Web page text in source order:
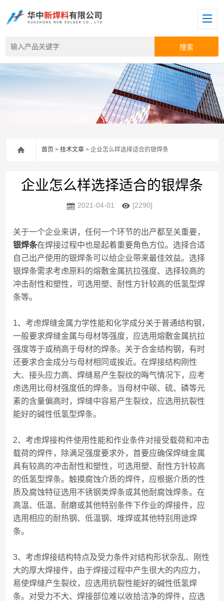
首页 >技术文章 > 企业怎么样选择适合的银焊条
企业怎么样选择适合的银焊条
2021-04-01 [2290]
关于一个企业来讲，任何一个环节的出产都至关重要，
银焊条在焊接过程中也是起着重要角色方位。选择合适
自己出产使用的银焊条可以给企业带来最佳效益。选择
银焊条需求考虑原料的熔敷金属抗拉强度、选择较高的
冲击耐性和塑性，可选用塑、耐性方针较高的低氢型焊
条等。
1、考虑焊缝金属力学性能和化学成分关于普通结构钢，
一般要求焊缝金属与母材等强度，应选用熔敷金属抗拉
强度等于或稍高于母材的焊条。关于合金结构钢，有时
还要求合金成分与母材相同或挨近。在焊接结构刚性
大、接头应力高、焊缝易产生裂纹的晦气情况下，应考
虑选用比母材强度低的焊条。当母材中碳、硫、磷等元
素的含量偏高时，焊缝中容易产生裂纹，应选用抗裂性
能好的碱性低氢型焊条。
2、考虑焊接构件使用性能和作业条件对接受载荷和冲击
载荷的焊件，除满足强度要求外，首要应确保焊缝金属
具有较高的冲击耐性和塑性，可选用塑、耐性方针较高
的低氢型焊条。触摸腐蚀介质的焊件，应根据介质的性
质及腐蚀特征选用不锈钢类焊条或其他耐腐蚀焊条。在
高温、低温、耐磨或其他特别条件下作业的焊接件，应
选用相应的耐热钢、低温钢、堆焊或其他特别用途焊
条。
3、考虑焊接结构特点及受力条件对结构形状杂乱、刚性
大的厚大焊接件，由于焊接过程中产生很大的内应力，
易使焊缝产生裂纹，应选用抗裂性能好的碱性低氢焊
条。对受力不大、焊接部位难以收拾洁净的焊件，应选